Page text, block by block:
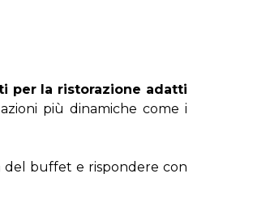
per la ristorazione adatti
più dinamiche come i
del buffet e rispondere con